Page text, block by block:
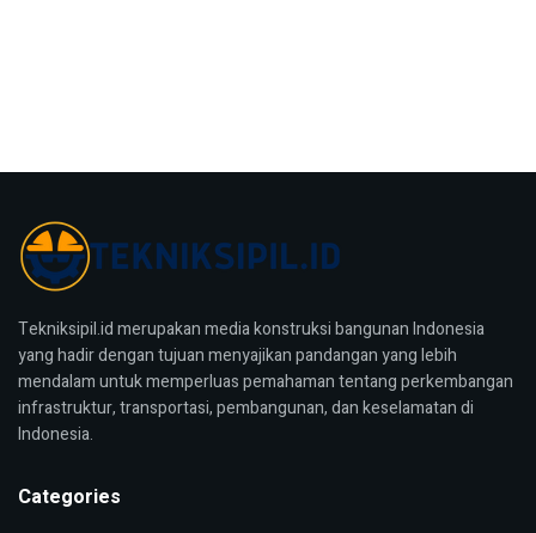
Tekniksipil.id merupakan media konstruksi bangunan Indonesia
yang hadir dengan tujuan menyajikan pandangan yang lebih
mendalam untuk memperluas pemahaman tentang perkembangan
infrastruktur, transportasi, pembangunan, dan keselamatan di
Indonesia.
Categories